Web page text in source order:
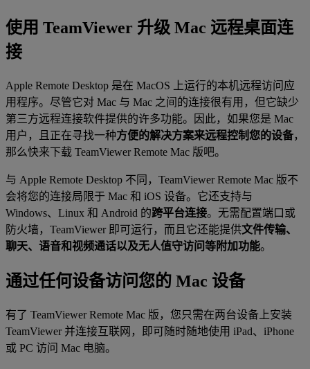
使用 TeamViewer 升级 Mac 远程桌面连
接
Apple Remote Desktop 是在 MacOS 上运行的本机远程访问应
用程序。尽管它对 Mac 与 Mac 之间的连接很有用，但它缺少
第三方远程连接软件提供的许多功能。因此，如果您是 Mac
用户，且正在寻找一种方便的解决方案来远程控制您的设备，
那么快来下载 TeamViewer Remote Mac 版吧。
与 Apple Remote Desktop 不同，TeamViewer Remote Mac 版不
会将您的连接局限于 Mac 和 iOS 设备。它还支持与
Windows、Linux 和 Android 的跨平台连接。无需配置端口或
防火墙，TeamViewer 即可运行，而且它还能提供文件传输、
聊天、语音和视频通话以及无人值守访问等附加功能。
通过任何设备访问您的 Mac 设备
有了 TeamViewer Remote Mac 版，您只需在两台设备上安装
TeamViewer 并连接互联网，即可随时随地使用 iPad、iPhone
或 PC 访问 Mac 电脑。